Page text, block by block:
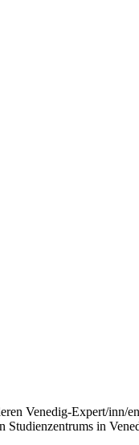
Venedig-Expert/inn/
Studienzentrums in